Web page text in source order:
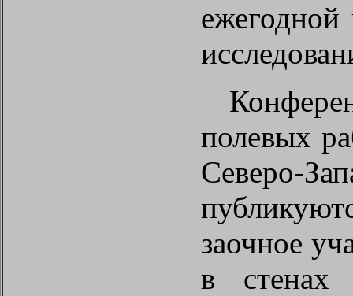
ежегодной
полевых
Северо-
заочное
в стенах